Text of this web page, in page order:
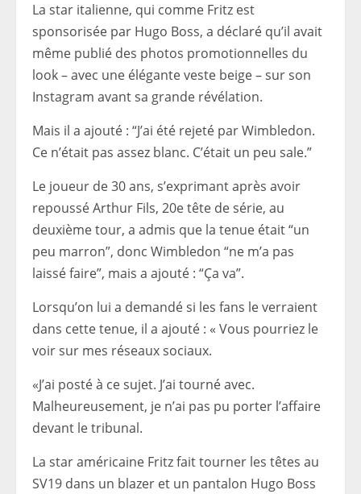
La star italienne, qui comme Fritz est
sponsorisée par Hugo Boss, a déclaré qu’il avait
même publié des photos promotionnelles du
look – avec une élégante veste beige – sur son
Instagram avant sa grande révélation.
Mais il a ajouté : “J’ai été rejeté par Wimbledon.
Ce n’était pas assez blanc. C’était un peu sale.”
Le joueur de 30 ans, s’exprimant après avoir
repoussé Arthur Fils, 20e tête de série, au
deuxième tour, a admis que la tenue était “un
peu marron”, donc Wimbledon “ne m’a pas
laissé faire”, mais a ajouté : “Ça va”.
Lorsqu’on lui a demandé si les fans le verraient
dans cette tenue, il a ajouté : « Vous pourriez le
voir sur mes réseaux sociaux.
«J’ai posté à ce sujet. J’ai tourné avec.
Malheureusement, je n’ai pas pu porter l’affaire
devant le tribunal.
La star américaine Fritz fait tourner les têtes au
SV19 dans un blazer et un pantalon Hugo Boss